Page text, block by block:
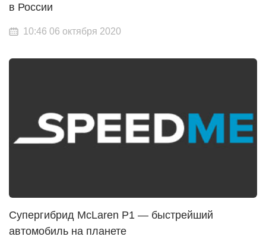
в России
10:46 06 октября 2020
Супергибрид McLaren P1 — быстрейший
автомобиль на планете